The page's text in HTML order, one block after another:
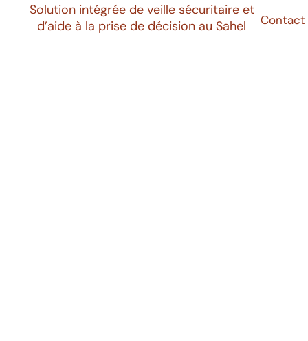
Solution intégrée de veille sécuritaire et
d’aide à la prise de décision au Sahel
Contact